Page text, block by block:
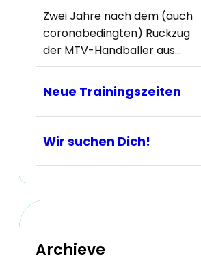
Zwei Jahre nach dem (auch
coronabedingten) Rückzug
der MTV-Handballer aus…
Neue Trainingszeiten
Wir suchen Dich!
Archieve